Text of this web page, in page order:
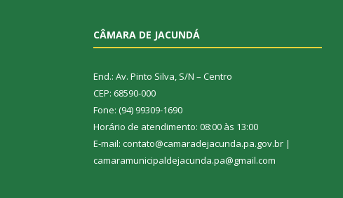
CÂMARA DE JACUNDÁ
End.: Av. Pinto Silva, S/N – Centro
CEP: 68590-000
Fone: (94) 99309-1690
Horário de atendimento: 08:00 às 13:00
E-mail: contato@camaradejacunda.pa.gov.br |
camaramunicipaldejacunda.pa@gmail.com